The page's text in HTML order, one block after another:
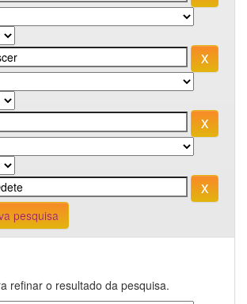
pesquisa
refinar o resultado da pesquisa.